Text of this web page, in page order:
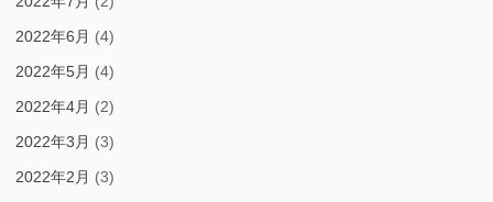
2022年6月 (4)
2022年5月 (4)
2022年4月 (2)
2022年3月 (3)
2022年2月 (3)